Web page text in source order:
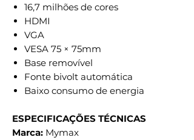
16,7 milhões de cores
HDMI
VGA
VESA 75 × 75mm
Base removível
Fonte bivolt automática
Baixo consumo de energia
ESPECIFICAÇÕES TÉCNICAS
Marca: Mymax